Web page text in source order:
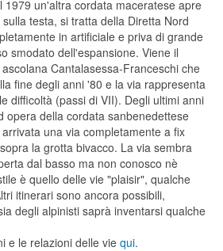
1979 un'altra cordata maceratese apre
testa, si tratta della Diretta Nord
in artificiale e priva di grande
smodato dell'espansione. Viene il
Cantalasessa-Franceschi che
fine degli anni '80 e la via rappresenta
difficoltà (passi di VII). Degli ultimi anni
opera della cordata sanbenedettese
una via completamente a fix
la grotta bivacco. La via sembra
dal basso ma non conosco nè
è quello delle vie "plaisir", qualche
itinerari sono ancora possibili,
degli alpinisti saprà inventarsi qualche
e le relazioni delle vie qui.